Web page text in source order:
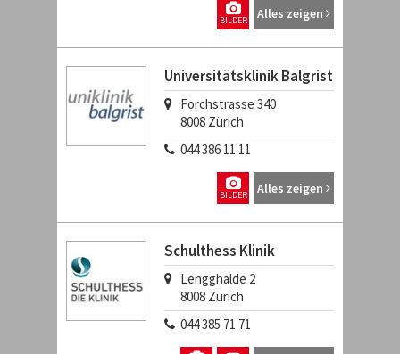
Alles zeigen
BILDER
Universitätsklinik Balgrist
Forchstrasse 340
8008 Zürich
044 386 11 11
Alles zeigen
BILDER
Schulthess Klinik
Lengghalde 2
8008 Zürich
044 385 71 71